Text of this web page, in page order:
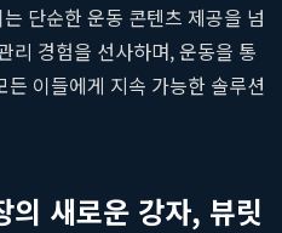
단순한 운동 콘텐츠 제공을 넘
리 경험을 선사하며, 운동을 통
이들에게 지속 가능한 솔루션
의 새로운 강자, 뷰릿